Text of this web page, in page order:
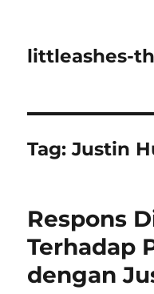
littleashes-
Tag:Justin
Respons
Terhadap
dengan